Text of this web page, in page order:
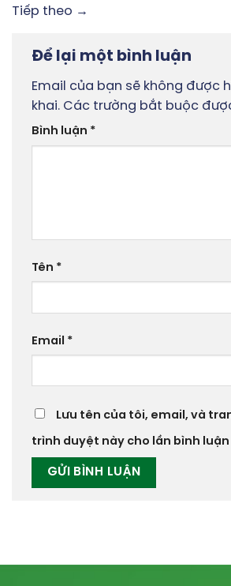
Tiếp theo →
Để lại một bình luận
Email của bạn sẽ không được
khai. Các trường bắt buộc
Bình luận *
Tên *
Email *
Lưu tên của tôi, email, và
trình duyệt này cho lần bình